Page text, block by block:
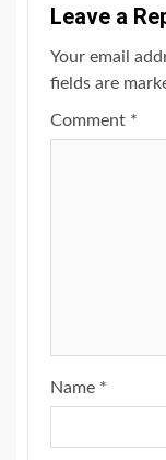
Leave a
Your email
fields are
Comment *
Name *